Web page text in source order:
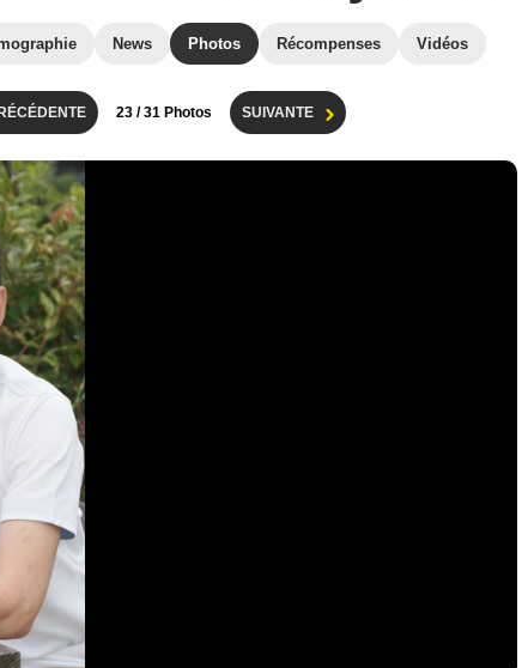
News Photos Récompenses Vidéos
23 / 31 Photos SUIVANTE